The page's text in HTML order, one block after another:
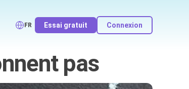
FR Essai gratuit Connexion
pas